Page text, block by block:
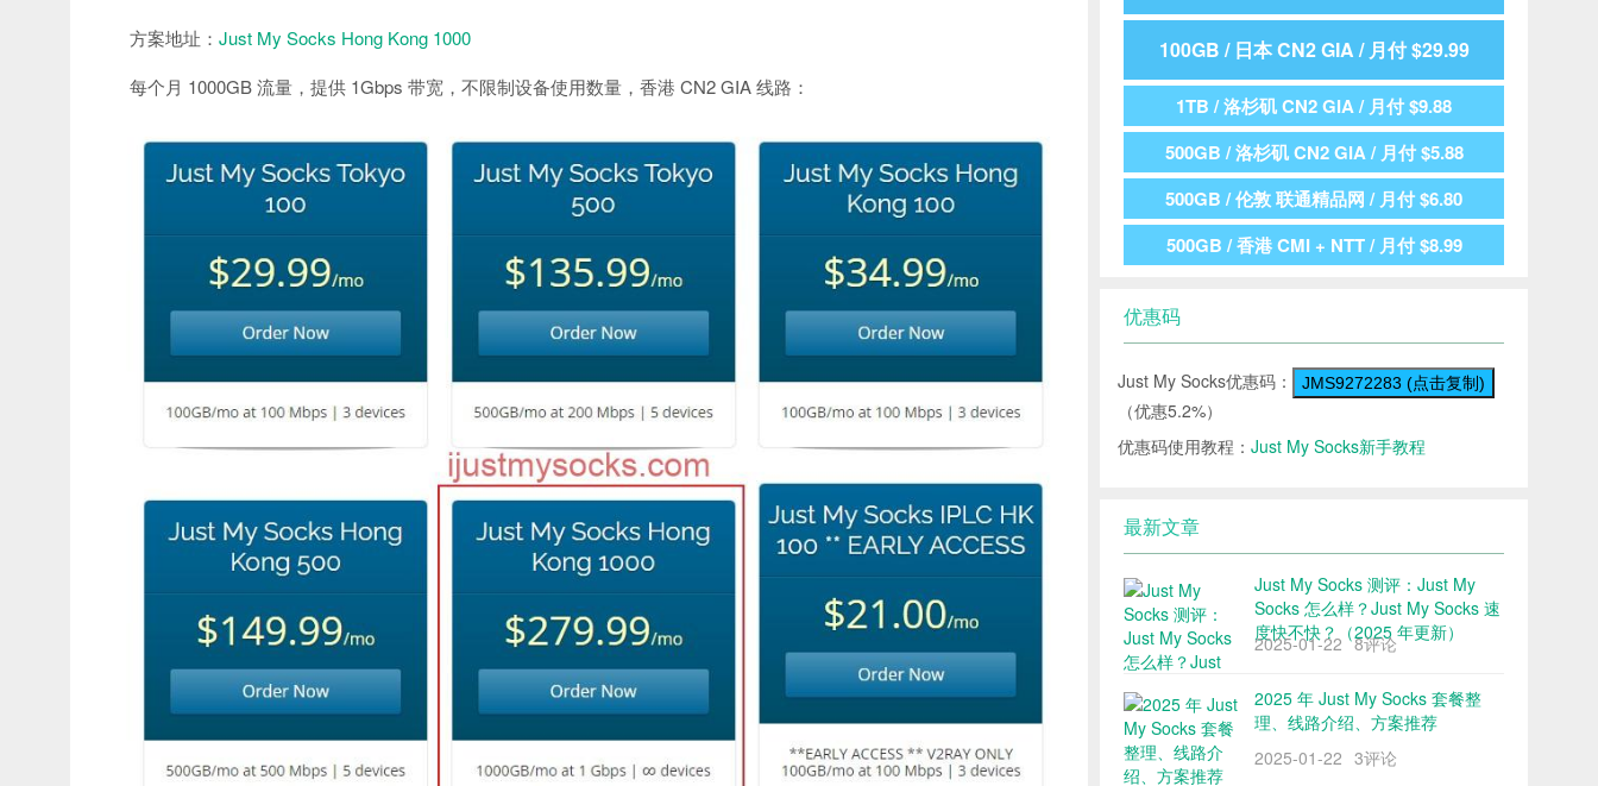
方案地址： Just My Socks Hong Kong 1000
每个月 1000GB 流量，提供 1Gbps 带宽，不限制设备使用数量，香港 CN2 GIA 线路：
100GB / 日本 CN2 GIA / 月付 $29.99
1TB / 洛杉矶 CN2 GIA / 月付 $9.88
500GB / 洛杉矶 CN2 GIA / 月付 $5.88
500GB / 伦敦 联通精品网 / 月付 $6.80
500GB / 香港 CMI + NTT / 月付 $8.99
优惠码
Just My Socks优惠码： JMS9272283 (点击复制)
（优惠5.2%）
优惠码使用教程： Just My Socks新手教程
最新文章
Just My Socks 测评：Just My
Socks 怎么样？Just My Socks 速
度快不快？（2025 年更新）
2025-01-22 8评论
2025 年 Just My Socks 套餐整
理、线路介绍、方案推荐
2025-01-22 3评论